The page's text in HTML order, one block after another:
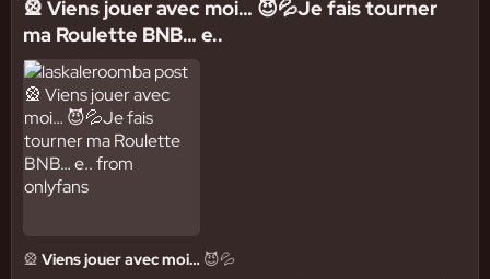
🎡 Viens jouer avec moi… 😈💦Je fais tourner
ma Roulette BNB… e..
🎡 Viens jouer avec moi… 😈💦